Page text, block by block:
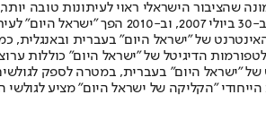
שהציבור הישראלי ראוי לעיתונות טובה
תשלום. המהדורה המודפסת
הדיגיטל של "ישראל היום" כוללות
החדש של "ישראל היום" בעברית, במטרה לספק
"הקליקה של ישראל היום" מציע